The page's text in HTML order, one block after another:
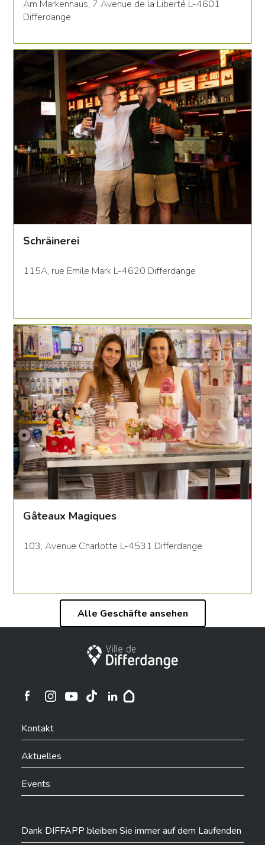
Am Markenhaus, 7 Avenue de la Liberté L-4601
Differdange
Schräinerei
115A, rue Emile Mark L-4620 Differdange
Gâteaux Magiques
103, Avenue Charlotte L-4531 Differdange
Alle Geschäfte ansehen
Stadt Differdingen
Ville de Differdange sur Instagram
Kontakt
Aktuelles
Events
Dank DIFFAPP bleiben Sie immer auf dem Laufenden